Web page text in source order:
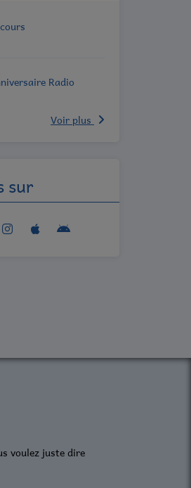
Radio
Voir plus
sur
voulez juste dire